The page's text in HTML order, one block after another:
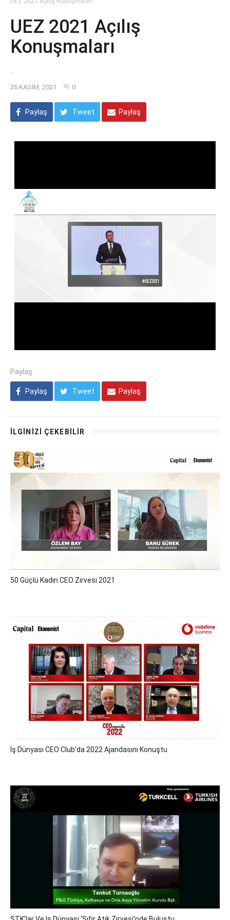
UEZ 2021 Açılış
Konuşmaları
.
26 KASIM, 2021 0
Paylaş Tweet Paylaş
Paylaş:
Paylaş Tweet Paylaş
İLGİNİZİ ÇEKEBİLİR
50 Güçlü Kadın CEO Zirvesi 2021
İş Dünyası CEO Club’da 2022 Ajandasını Konuştu